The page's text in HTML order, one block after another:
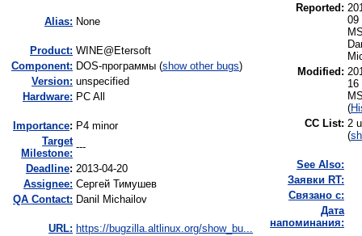
Alias: None
Product: WINE@Etersoft
Component: DOS-программы (show other bugs)
Version: unspecified
Hardware: PC All
mportance: P4 minor
Target
Milestone:
---
Deadline: 2013-04-20
Assignee: Сергей Тимушев
QA Contact: Danil Michailov
URL: https://bugzilla.altlinux.org/show_bu...
Reported:
09
Modified:
16
(
CC List: 2
(
See Also:
Заявки RT:
Связано с:
Дата
напоминания: